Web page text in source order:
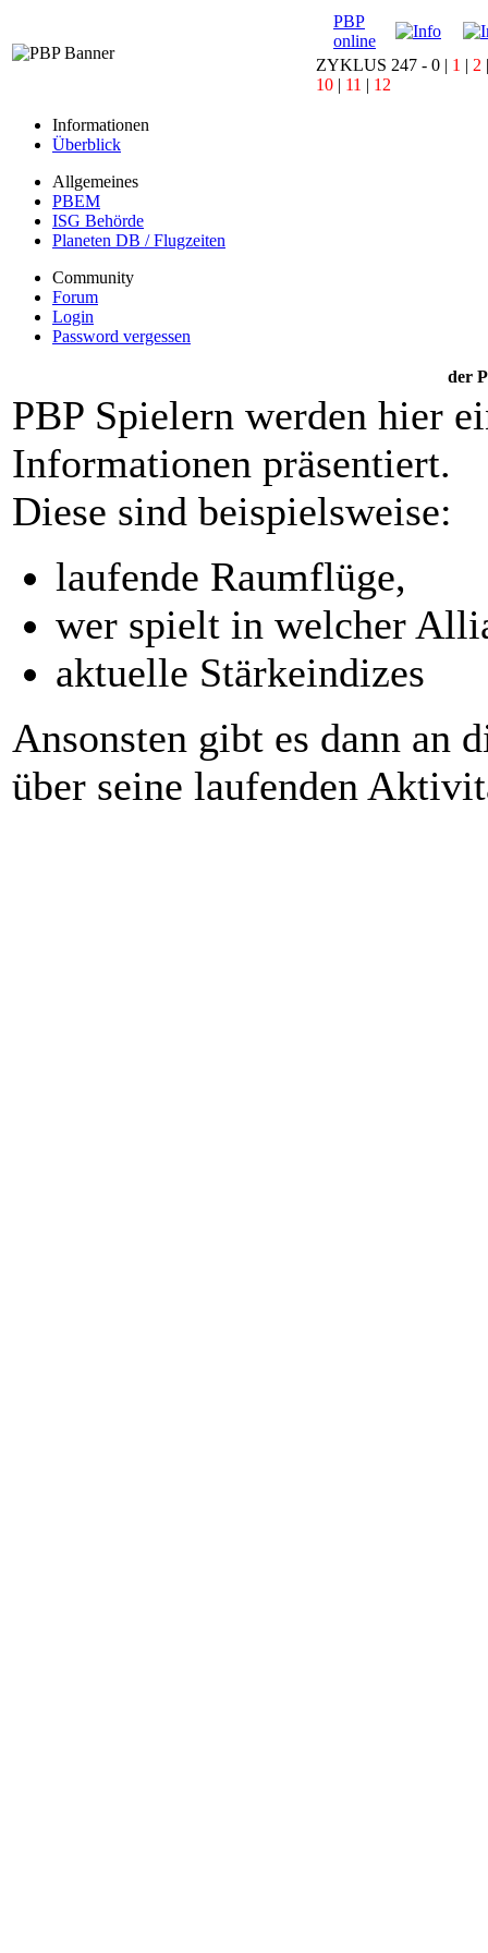
PBP
online
ZYKLUS 247 - 0 | 1 | 2
10 | 11 | 12
Informationen
Überblick
Allgemeines
PBEM
ISG Behörde
Planeten DB / Flugzeiten
Community
Forum
Login
Password vergessen
der
PBP Spielern werden hier
Informationen präsentiert.
Diese sind beispielsweise:
laufende Raumflüge,
wer spielt in welcher
aktuelle Stärkeindizes
Ansonsten gibt es dann an
über seine laufenden